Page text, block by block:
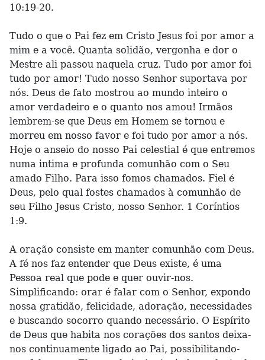
10:19-20.
Tudo o que o Pai fez em Cristo Jesus foi por amor a
mim e a você. Quanta solidão, vergonha e dor o
Mestre ali passou naquela cruz. Tudo por amor foi
tudo por amor! Tudo nosso Senhor suportava por
nós. Deus de fato mostrou ao mundo inteiro o
amor verdadeiro e o quanto nos amou! Irmãos
lembrem-se que Deus em Homem se tornou e
morreu em nosso favor e foi tudo por amor a nós.
Hoje o anseio do nosso Pai celestial é que entremos
numa intima e profunda comunhão com o Seu
amado Filho. Para isso fomos chamados. Fiel é
Deus, pelo qual fostes chamados à comunhão de
seu Filho Jesus Cristo, nosso Senhor. 1 Coríntios
1:9.
A oração consiste em manter comunhão com Deus.
A fé nos faz entender que Deus existe, é uma
Pessoa real que pode e quer ouvir-nos.
Simplificando: orar é falar com o Senhor, expondo
nossa gratidão, felicidade, adoração, necessidades
e buscando socorro quando necessário. O Espírito
de Deus que habita nos corações dos santos deixa-
nos continuamente ligado ao Pai, possibilitando-